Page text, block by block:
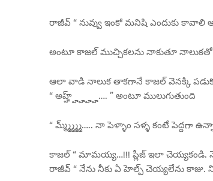
రాజీవ్ “ నువ్వు ఇంకో మనిషి ఎందుకు కావాలి
అంటూ కాజల్ ముచ్చికలను నాకుతూ నాలుకతో
ఆలా వాడి నాలుక తాకగానే కాజల్ వెనక్కి
“ అహ్హ్హ్హ్హ్హ్…. ” అంటూ ములుగుతుంది
“ మ్మ్మ్మ్మ్మ్….. నా పెళ్ళాం సళ్ళ కంటే పెద్దగా
కాజల్ “ మామయ్య…!!! ప్లీజ్ ఇలా చెయ్యకండి.
రాజీవ్ “ నేను నీకు ఏ హెల్ప్ చెయ్యలేను కాజు.